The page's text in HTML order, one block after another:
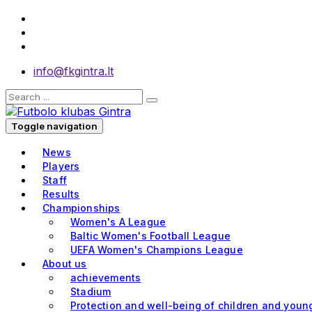
info@fkgintra.lt
Toggle navigation
News
Players
Staff
Results
Championships
Women's A League
Baltic Women's Football League
UEFA Women's Champions League
About us
achievements
Stadium
Protection and well-being of children and